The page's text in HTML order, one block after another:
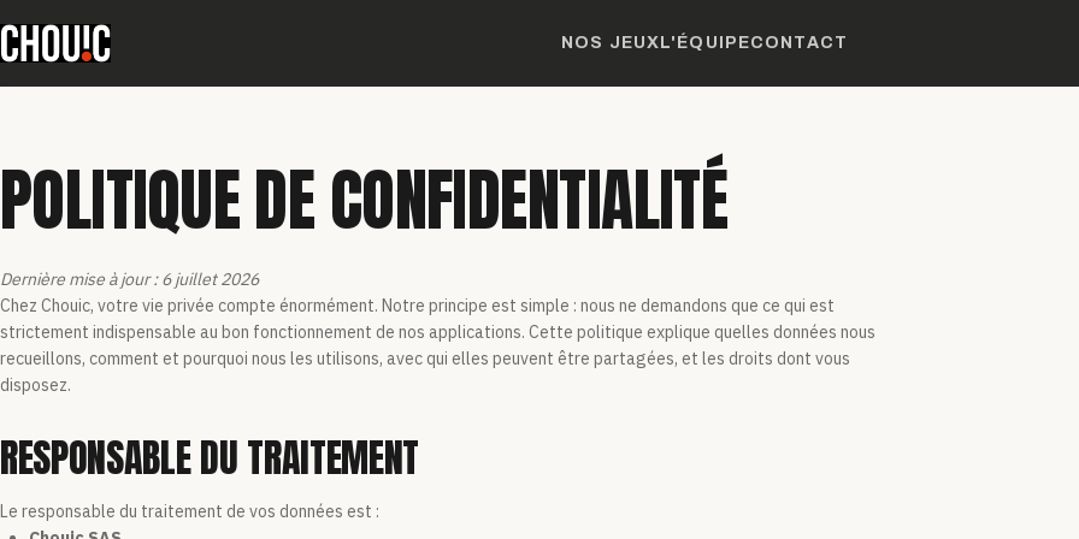
NOS JEUX L'ÉQUIPECONTACT
POLITIQUE DE CONFIDENTIALITÉ
Dernière mise à jour : 6 juillet 2026
Chez Chouic, votre vie privée compte énormément. Notre principe est simple : nous ne demandons que ce qui est
strictement indispensable au bon fonctionnement de nos applications. Cette politique explique quelles données nous
recueillons, comment et pourquoi nous les utilisons, avec qui elles peuvent être partagées, et les droits dont vous
disposez.
RESPONSABLE DU TRAITEMENT
Le responsable du traitement de vos données est :